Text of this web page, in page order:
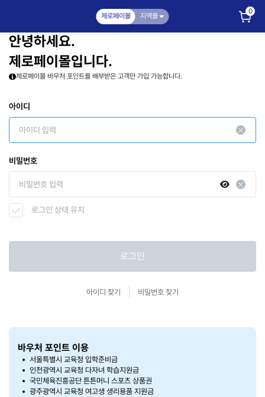
제로페이몰 지역몰
0
안녕하세요.
제로페이몰입니다.
제로페이몰 바우처 포인트를 배부받은 고객만 가입 가능합니다.
아이디
비밀번호
로그인 상태 유지
로그인
아이디 찾기 비밀번호 찾기
바우처 포인트 이용
서울특별시 교육청 입학준비금
인천광역시 교육청 다자녀 학습지원금
국민체육진흥공단 튼튼머니 스포츠 상품권
광주광역시 교육청 여고생 생리용품 지원금